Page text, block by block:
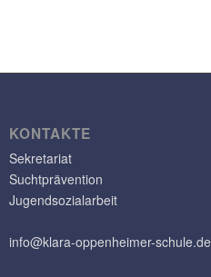
KONTAKTE
Sekretariat
Suchtprävention
Jugendsozialarbeit
info@klara-oppenheimer-schule.de